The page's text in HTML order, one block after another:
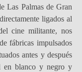
Las Palmas de Gran
ligados al
cine militante, nos
fábricas impulsados
antes y después
en blanco y negro y